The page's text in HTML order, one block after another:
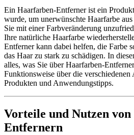
Ein Haarfarben-Entferner ist ein
wurde, um unerwünschte Haarfarbe
Sie mit einer Farbveränderung
Ihre natürliche Haarfarbe
Entferner kann dabei helfen, die Farbe
das Haar zu stark zu schädigen. In
alles, was Sie über Haarfarben-
Funktionsweise über die verschiedenen
Produkten und Anwendungstipps.
Vorteile und Nutzen
Entfernern